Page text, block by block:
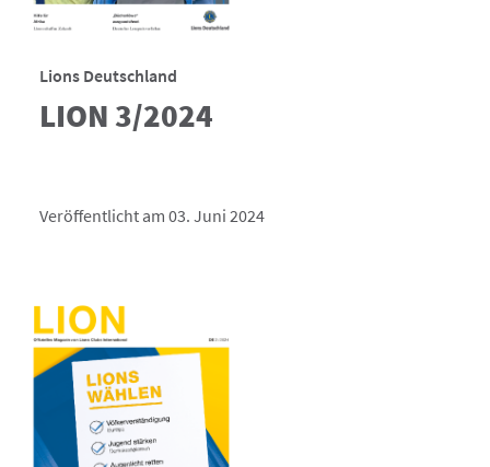
Lions Deutschland
LION 3/2024
Veröffentlicht am 03. Juni 2024